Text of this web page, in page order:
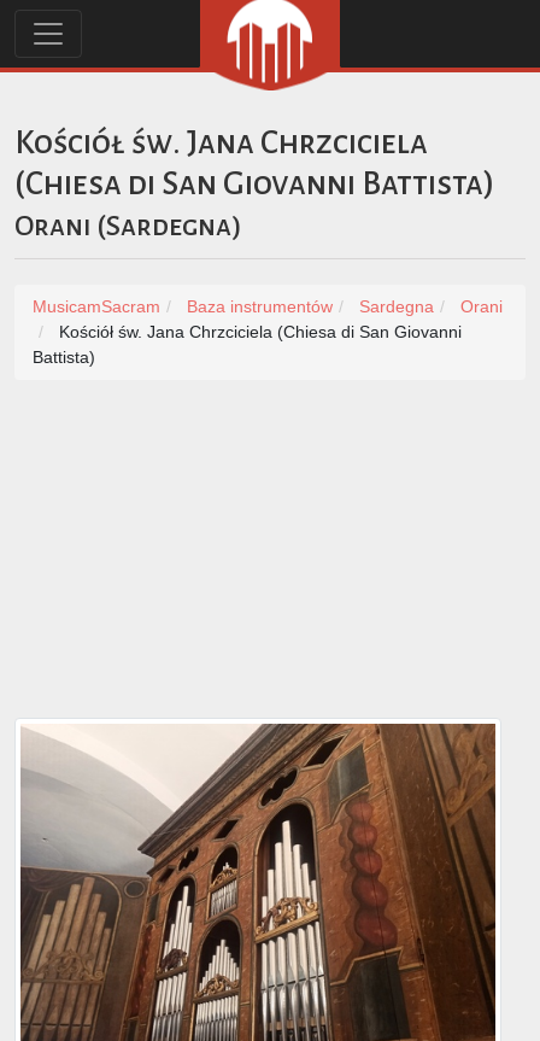
Kościół św. Jana Chrzciciela
(Chiesa di San Giovanni Battista)
Orani (Sardegna)
MusicamSacram Baza instrumentów Sardegna
Orani
Kościół św. Jana Chrzciciela (Chiesa di San Giovanni
Battista)